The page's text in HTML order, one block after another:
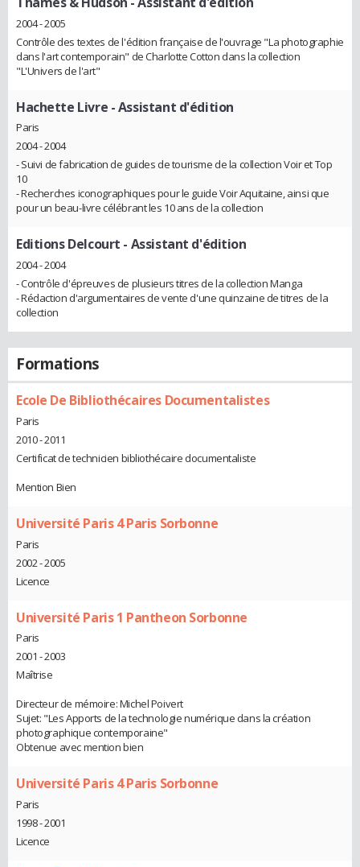
2004 - 2005
Contrôle des textes de l'édition française de l'ouvrage "La photographie
dans l'art contemporain" de Charlotte Cotton dans la collection
"L'Univers de l'art"
Hachette Livre - Assistant d'édition
Paris
2004 - 2004
- Suivi de fabrication de guides de tourisme de la collection Voir et Top
10
- Recherches iconographiques pour le guide Voir Aquitaine, ainsi que
pour un beau-livre célébrant les 10 ans de la collection
Editions Delcourt - Assistant d'édition
2004 - 2004
- Contrôle d'épreuves de plusieurs titres de la collection Manga
- Rédaction d'argumentaires de vente d'une quinzaine de titres de la
collection
Formations
Ecole De Bibliothécaires Documentalistes
Paris
2010 - 2011
Certificat de technicien bibliothécaire documentaliste
Mention Bien
Université Paris 4 Paris Sorbonne
Paris
2002 - 2005
Licence
Université Paris 1 Pantheon Sorbonne
Paris
2001 - 2003
Maîtrise
Directeur de mémoire: Michel Poivert
Sujet: "Les Apports de la technologie numérique dans la création
photographique contemporaine"
Obtenue avec mention bien
Université Paris 4 Paris Sorbonne
Paris
1998 - 2001
Licence